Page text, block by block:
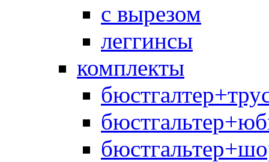
с вырезом
леггинсы
комплекты